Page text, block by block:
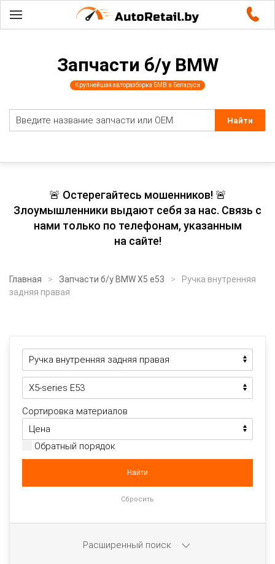
Запчасти б/у BMW
Крупнейшая авторазборка БМВ в Беларуси
🚨 Остерегайтесь мошенников! 🚨
Злоумышленники выдают себя за нас. Связь с
нами только по телефонам, указанным
на сайте!
Главная Запчасти б/у BMW X5 e53
Ручка внутренняя
задняя правая
Сортировка материалов
Обратный порядок
Расширенный поиск